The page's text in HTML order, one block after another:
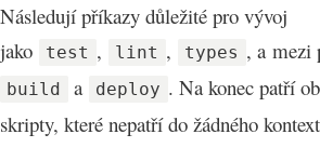
Následují příkazy důležité pro vývoj
jako
test , lint , types , a mezi
build a deploy . Na konec patří
skripty, které nepatří do žádného